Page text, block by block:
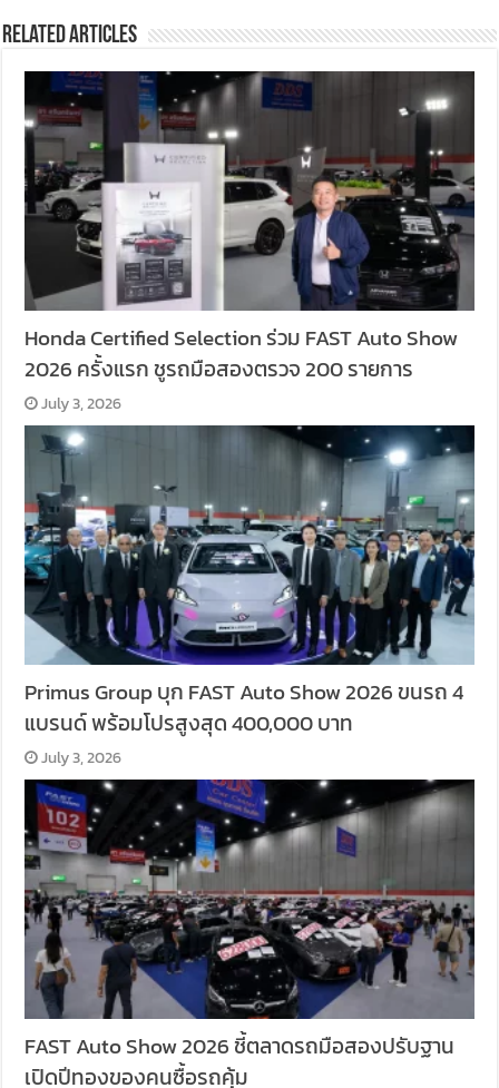
Related Articles
Honda Certified Selection ร่วม FAST Auto Show
2026 ครั้งแรก ชูรถมือสองตรวจ 200 รายการ
July 3, 2026
Primus Group บุก FAST Auto Show 2026 ขนรถ 4
แบรนด์ พร้อมโปรสูงสุด 400,000 บาท
July 3, 2026
FAST Auto Show 2026 ชี้ตลาดรถมือสองปรับฐาน
เปิดปีทองของคนซื้อรถคุ้ม